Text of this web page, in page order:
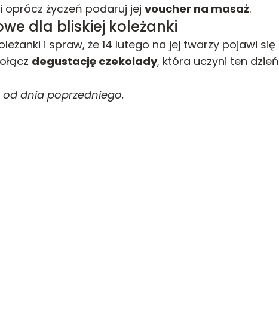
oprócz życzeń podaruj jej voucher na masaż.
dla bliskiej koleżanki
i spraw, że 14 lutego na jej twarzy pojawi się
degustację czekolady, która uczyni ten dzień
od dnia poprzedniego.